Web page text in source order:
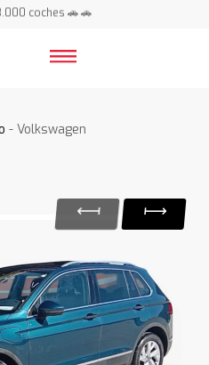
coches 🚗 🚗
- Volkswagen